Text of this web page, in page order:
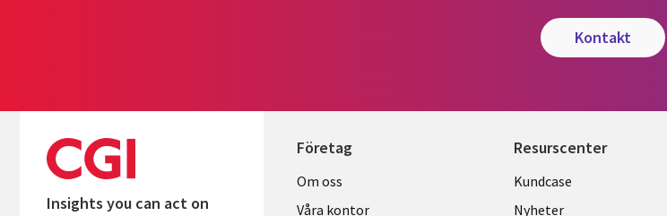
kontakt
Insights you can act on
Företag
Useful
Om oss
Våra kontor
Resurscenter
Library
Kundcase
Nyheter